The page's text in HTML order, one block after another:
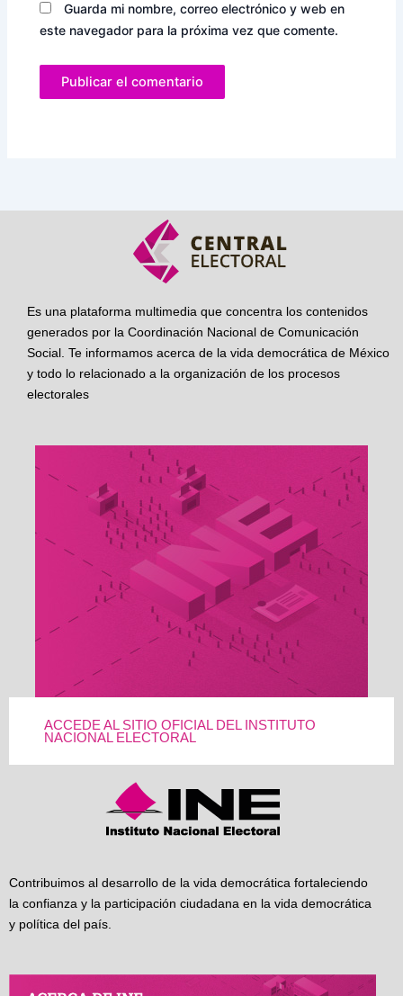
Guarda mi nombre, correo electrónico y web en
este navegador para la próxima vez que comente.
Es una plataforma multimedia que concentra los contenidos
generados por la Coordinación Nacional de Comunicación
Social. Te informamos acerca de la vida democrática de México
y todo lo relacionado a la organización de los procesos
electorales
ACCEDE AL SITIO OFICIAL DEL INSTITUTO
NACIONAL ELECTORAL
Contribuimos al desarrollo de la vida democrática fortaleciendo
la confianza y la participación ciudadana en la vida democrática
y política del país.